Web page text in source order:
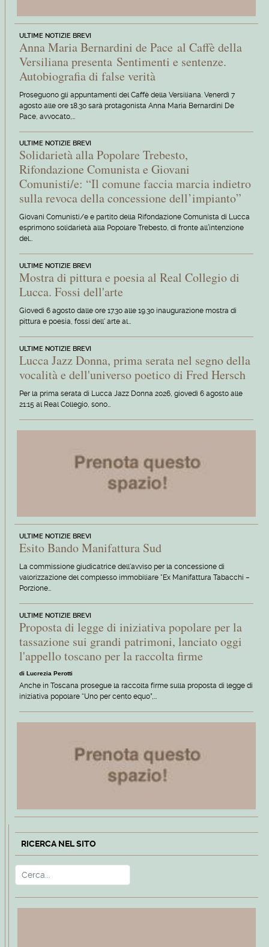
ULTIME NOTIZIE BREVI
Anna Maria Bernardini de Pace al Caffè della
Versiliana presenta Sentimenti e sentenze.
Autobiografia di false verità
Proseguono gli appuntamenti del Caffè della Versiliana. Venerdì 7
agosto alle ore 18.30 sarà protagonista Anna Maria Bernardini De
Pace, avvocato,…
ULTIME NOTIZIE BREVI
Solidarietà alla Popolare Trebesto,
Rifondazione Comunista e Giovani
Comunisti/e: “Il comune faccia marcia indietro
sulla revoca della concessione dell’impianto”
Giovani Comunisti/e e partito della Rifondazione Comunista di Lucca
esprimono solidarietà alla Popolare Trebesto, di fronte all’intenzione
del…
ULTIME NOTIZIE BREVI
Mostra di pittura e poesia al Real Collegio di
Lucca. Fossi dell'arte
Giovedi 6 agosto dalle ore 17.30 alle 19.30 inaugurazione mostra di
pittura e poesia, fossi dell' arte al…
ULTIME NOTIZIE BREVI
Lucca Jazz Donna, prima serata nel segno della
vocalità e dell'universo poetico di Fred Hersch
Per la prima serata di Lucca Jazz Donna 2026, giovedì 6 agosto alle
21:15 al Real Collegio, sono…
ULTIME NOTIZIE BREVI
Esito Bando Manifattura Sud
La commissione giudicatrice dell'avviso per la concessione di
valorizzazione del complesso immobiliare "Ex Manifattura Tabacchi –
Porzione…
ULTIME NOTIZIE BREVI
Proposta di legge di iniziativa popolare per la
tassazione sui grandi patrimoni, lanciato oggi
l'appello toscano per la raccolta firme
di Lucrezia Perotti
Anche in Toscana prosegue la raccolta firme sulla proposta di legge di
iniziativa popolare “Uno per cento equo”,…
RICERCA NEL SITO
Cerca Type 2 or more characters for